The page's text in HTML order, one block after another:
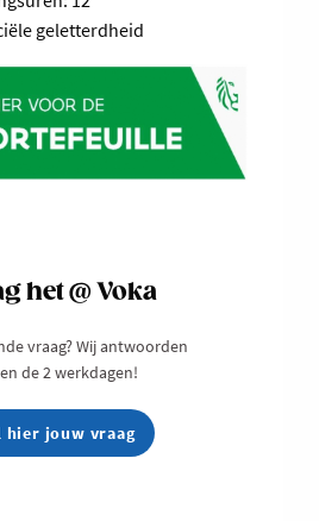
geletterdheid
het @ Voka
vraag? Wij antwoorden
de 2 werkdagen!
hier jouw vraag